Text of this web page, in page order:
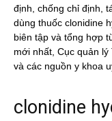
định, chống chỉ định,
dùng thuốc clonidine
biên tập và tổng hợp
mới nhất, Cục quản
và các nguồn y khoa
clonidine